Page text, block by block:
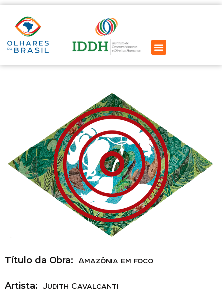
Título da Obra: Amazônia em foco
Artista: Judith Cavalcanti